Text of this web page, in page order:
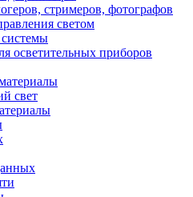
стримеров, фотографов
светом
осветительных приборов
свет